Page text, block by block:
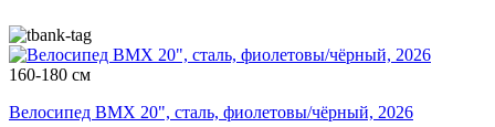
160-180 см
Велосипед BMX 20", сталь, фиолетовы/чёрный, 2026